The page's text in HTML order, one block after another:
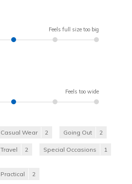
Feels full size too big
Feels too wide
Casual Wear 2 Going Out 2
Travel 2 Special Occasions 1
Practical 2